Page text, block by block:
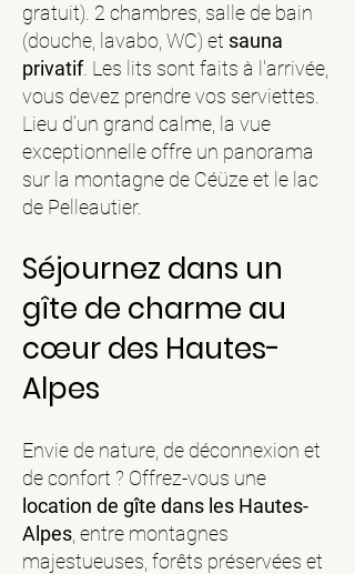
gratuit). 2 chambres, salle de bain
(douche, lavabo, WC) et sauna
privatif. Les lits sont faits à l'arrivée,
vous devez prendre vos serviettes.
Lieu d’un grand calme, la vue
exceptionnelle offre un panorama
sur la montagne de Céüze et le lac
de Pelleautier.
Séjournez dans un
gîte de charme au
cœur des Hautes-
Alpes
Envie de nature, de déconnexion et
de confort ? Offrez-vous une
location de gîte dans les Hautes-
Alpes , entre montagnes
majestueuses, forêts préservées et